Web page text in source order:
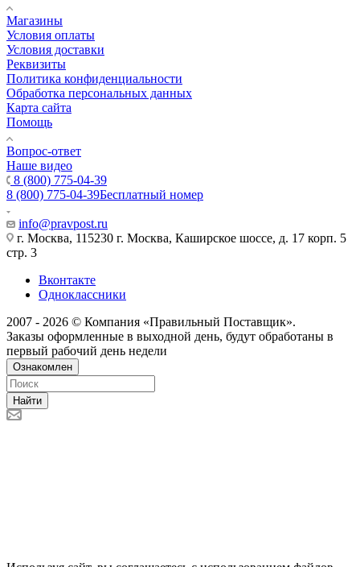
Магазины
Условия оплаты
Условия доставки
Реквизиты
Политика конфиденциальности
Обработка персональных данных
Карта сайта
Помощь
Вопрос-ответ
Наше видео
8 (800) 775-04-39
8 (800) 775-04-39Бесплатный номер
info@pravpost.ru
г. Москва, 115230 г. Москва, Каширское шоссе, д. 17 корп. 5
стр. 3
Вконтакте
Одноклассники
2007 - 2026 © Компания «Правильный Поставщик».
Заказы оформленные в выходной день, будут обработаны в
первый рабочий день недели
Ознакомлен
Найти